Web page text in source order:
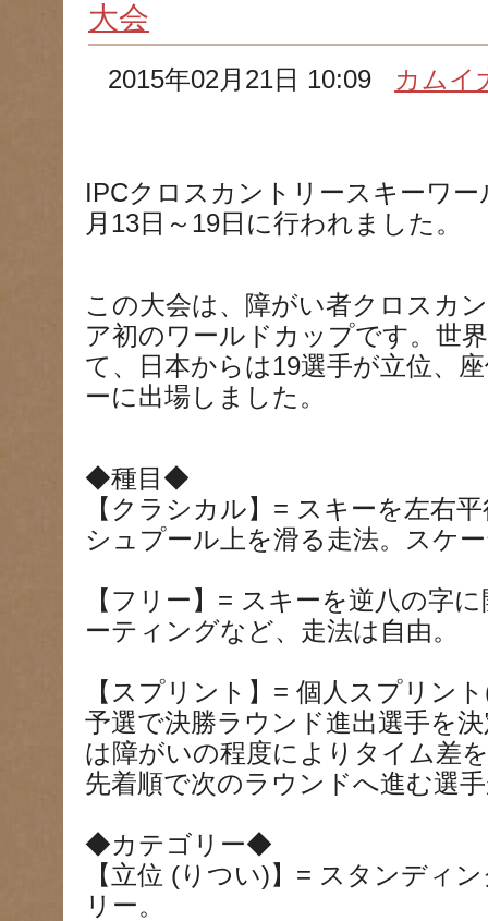
大会
2015年02月21日 10:09 カムイ
IPCクロスカントリースキーワ
月13日～19日に行われました。
この大会は、障がい者クロスカ
ア初のワールドカップです。世
て、日本からは19選手が立位、
ーに出場しました。
◆種目◆
【クラシカル】= スキーを左右
シュプール上を滑る走法。スケ
【フリー】= スキーを逆八の字
ーティングなど、走法は自由。
【スプリント】= 個人スプリン
予選で決勝ラウンド進出選手を
は障がいの程度によりタイム差
先着順で次のラウンドへ進む選
◆カテゴリー◆
【立位 (りつい)】= スタンディ
リー。